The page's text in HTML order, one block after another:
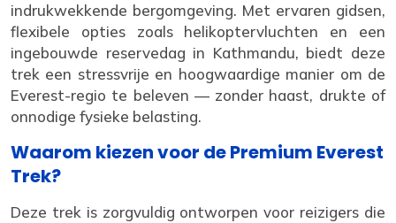
indrukwekkende bergomgeving. Met ervaren gidsen,
flexibele opties zoals helikoptervluchten en een
ingebouwde reservedag in Kathmandu, biedt deze
trek een stressvrije en hoogwaardige manier om de
Everest-regio te beleven — zonder haast, drukte of
onnodige fysieke belasting.
Waarom kiezen voor de Premium Everest
Trek?
Deze trek is zorgvuldig ontworpen voor reizigers die